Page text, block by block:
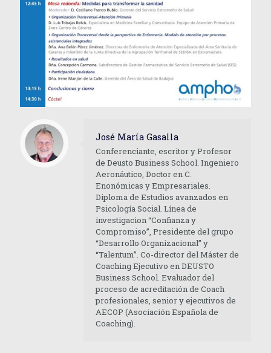
José María Gasalla
Conferenciante, escritor y Profesor
de Deusto Business School. Ingeniero
Aeronáutico, Doctor en C.
Enonómicas y Empresariales.
Diploma de Estudios avanzados en
Psicología Social. Línea de
investigacion “Confianza y
Compromiso”, Presidente del grupo
“Desarrollo Organizacional” y
“Talentum”. Co-director del Máster de
Coaching Ejecutivo en DEUSTO
Business School. Evaluador del
proceso de acreditación de Coach
profesionales, senior y ejecutivos de
AECOP (Asociación Española de
Coaching).